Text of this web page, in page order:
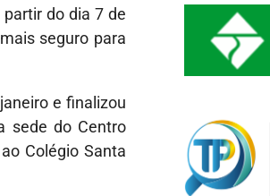
do dia 7 de
seguro para
e finalizou
sede do Centro
Colégio Santa